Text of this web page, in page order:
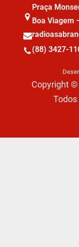
Praça
Boa Viagem
(88) 3427-
Copyright ©